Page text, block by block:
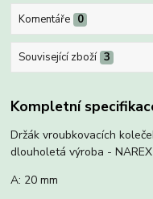
Komentáře 0
Související zboží 3
Kompletní
Držák vroubkovacích
dlouholetá výroba -
A: 20 mm